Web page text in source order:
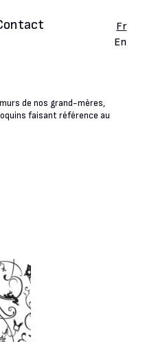
Fr
En
de nos grand-mères,
faisant référence au